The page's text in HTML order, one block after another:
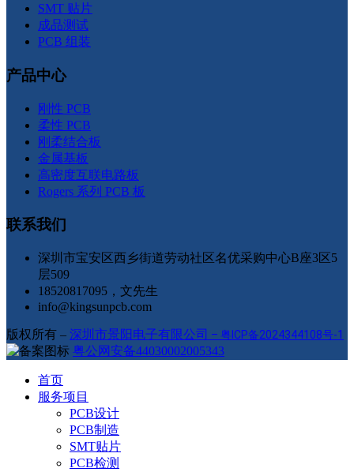
SMT 贴片
成品测试
PCB 组装
产品中心
刚性 PCB
柔性 PCB
刚柔结合板
金属基板
高密度互联电路板
Rogers 系列 PCB 板
联系我们
深圳市宝安区西乡街道劳动社区名优采购中心B座3区5
层509
18520817095，文先生
info@kingsunpcb.com
版权所有 – 深圳市景阳电子有限公司 – 粤ICP备2024344108号-1
粤公网安备44030002005343
首页
服务项目
PCB设计
PCB制造
SMT贴片
PCB检测